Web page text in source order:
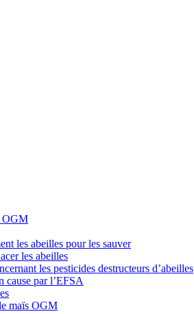
OGM
les abeilles pour les sauver
les abeilles
les pesticides destructeurs d’abeilles
cause par l’EFSA
maïs OGM